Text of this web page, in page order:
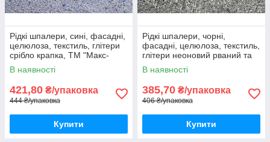
Рідкі шпалери, сині, фасадні,
целюлоза, текстиль, глітери
срібло крапка, ТМ "Макс-
Колор", Тип Ф/1
В наявності
421,80 ₴/упаковка
444 ₴/упаковка
Купити
Рідкі шпалери, чорні,
фасадні, целюлоза, текстиль,
глітери неоновий рваний та
срібло крапка, ТМ "Макс-
Колор", Тип Ф/2
В наявності
385,70 ₴/упаковка
406 ₴/упаковка
Купити